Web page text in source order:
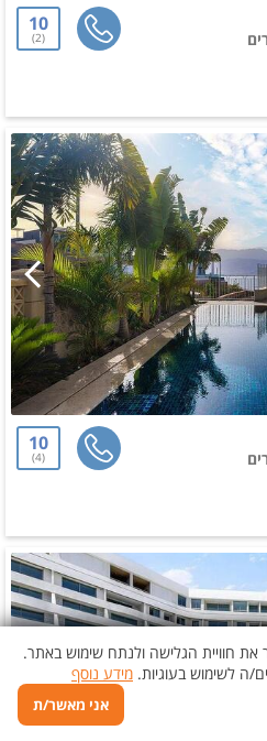
חוויית הגלישה ולנתח שימוש באתר.
ה לשימוש בעוגיות. מידע נוסף
אני מאשר/ת
10
2
10
4